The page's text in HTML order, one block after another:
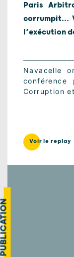
Paris
corrumpit…
l’exécution
Navacelle
Corruption
Voir le replay